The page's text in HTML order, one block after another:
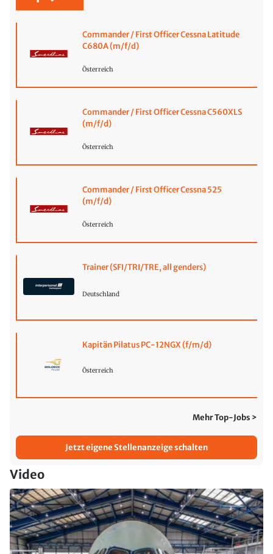
Commander / First Officer Cessna Latitude
C680A (m/f/d)
Österreich
Commander / First Officer Cessna C560XLS
(m/f/d)
Österreich
Commander / First Officer Cessna 525
(m/f/d)
Österreich
Trainer (SFI/TRI/TRE, all genders)
Deutschland
Kapitän Pilatus PC-12NGX (f/m/d)
Österreich
Mehr Top-Jobs >
Jetzt eigene Stellenanzeige schalten
Video